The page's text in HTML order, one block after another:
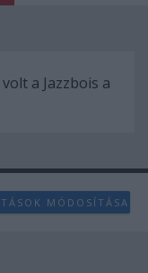
a Jazzbois a
MÓDOSÍTÁSA